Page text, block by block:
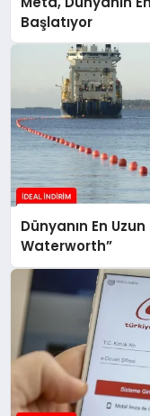
Başlatıyor
Dünyanın En
Waterworth”